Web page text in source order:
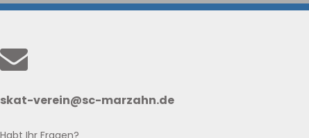
skat-verein@sc-marzahn.de
Habt Ihr Fragen?